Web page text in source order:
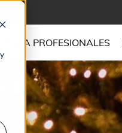
PARA PROFESIONALES